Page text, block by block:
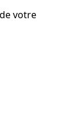
votre